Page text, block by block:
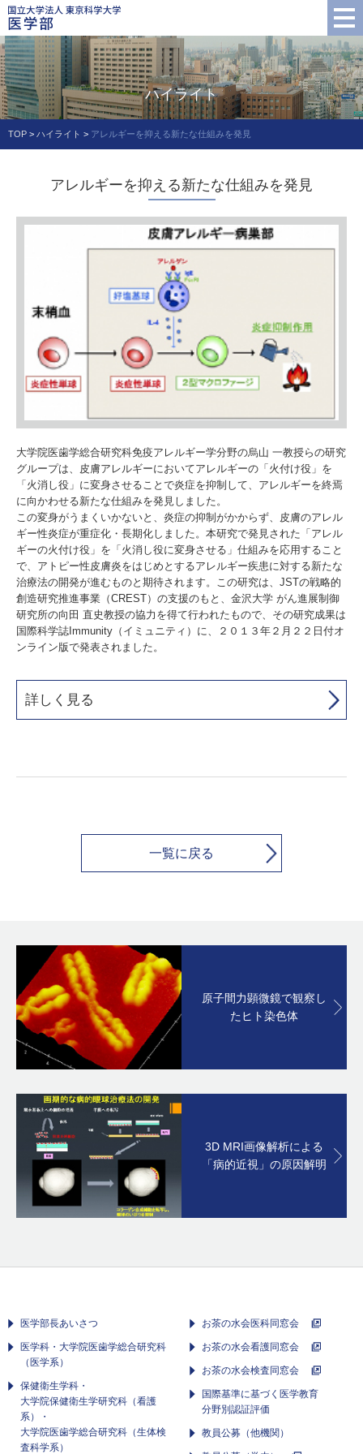
ハイライト
TOP > ハイライト > アレルギーを抑える新たな仕組みを発見
アレルギーを抑える新たな仕組みを発見
大学院医歯学総合研究科免疫アレルギー学分野の烏山 一教授らの研究
グループは、皮膚アレルギーにおいてアレルギーの「火付け役」を
「火消し役」に変身させることで炎症を抑制して、アレルギーを終焉
に向かわせる新たな仕組みを発見しました。
この変身がうまくいかないと、炎症の抑制がかからず、皮膚のアレル
ギー性炎症が重症化・長期化しました。本研究で発見された「アレル
ギーの火付け役」を「火消し役に変身させる」仕組みを応用すること
で、アトピー性皮膚炎をはじめとするアレルギー疾患に対する新たな
治療法の開発が進むものと期待されます。この研究は、JSTの戦略的
創造研究推進事業（CREST）の支援のもと、金沢大学 がん進展制御
研究所の向田 直史教授の協力を得て行われたもので、その研究成果は
国際科学誌Immunity（イミュニティ）に、２０１３年２月２２日付オ
ンライン版で発表されました。
詳しく見る
一覧に戻る
原子間力顕微鏡で観察し
たヒト染色体
3D MRI画像解析による
「病的近視」の原因解明
医学部長あいさつ
医学科・大学院医歯学総合研究科
（医学系）
保健衛生学科・
大学院保健衛生学研究科（看護
系）・
大学院医歯学総合研究科（生体検
査科学系）
お茶の水会医科同窓会
お茶の水会看護同窓会
お茶の水会検査同窓会
国際基準に基づく医学教育
分野別認証評価
教員公募（他機関）